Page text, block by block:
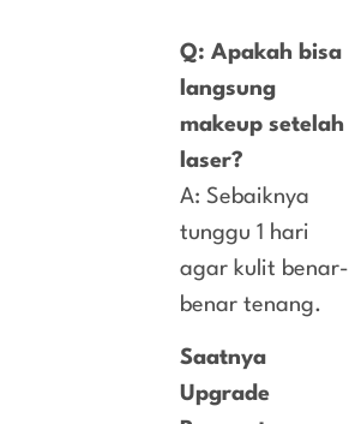
Q: Apakah bisa
langsung
makeup setelah
laser?
A: Sebaiknya
tunggu 1 hari
agar kulit benar-
benar tenang.
Saatnya
Upgrade